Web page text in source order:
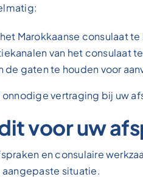
Marokkaanse consulaat
van het consulaat
de gaten te houden voor
vertraging bij uw
voor uw
en consulaire
aangepaste situatie.